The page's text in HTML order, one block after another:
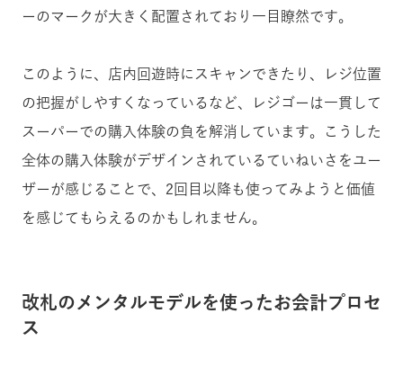
ーのマークが大きく配置されており一目瞭然です。
このように、店内回遊時にスキャンできたり、レジ位置
の把握がしやすくなっているなど、レジゴーは一貫して
スーパーでの購入体験の負を解消しています。こうした
全体の購入体験がデザインされているていねいさをユー
ザーが感じることで、2回目以降も使ってみようと価値
を感じてもらえるのかもしれません。
改札のメンタルモデルを使ったお会計プロセ
ス